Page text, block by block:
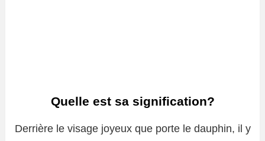
Quelle est sa signification?
Derrière le visage joyeux que porte le dauphin, il y